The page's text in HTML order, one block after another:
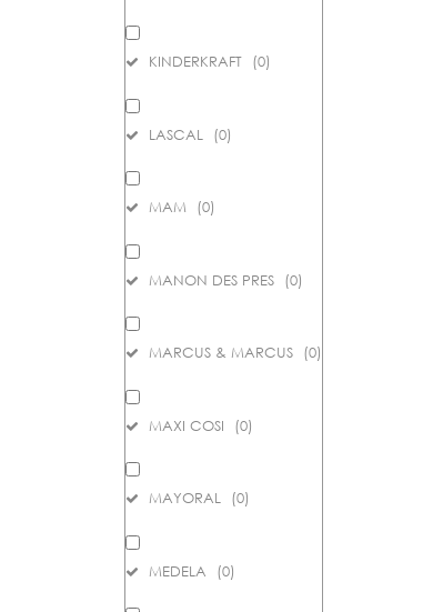
KINDERKRAFT (0)
LASCAL (0)
MAM (0)
MANON DES PRES (0)
MARCUS & MARCUS (0)
MAXI COSI (0)
MAYORAL (0)
MEDELA (0)